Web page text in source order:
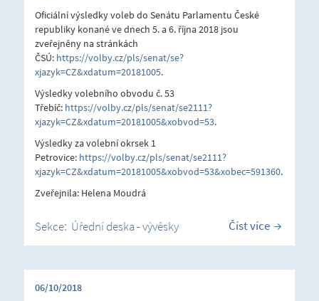
Oficiální výsledky voleb do Senátu Parlamentu České
republiky konané ve dnech 5. a 6. října 2018 jsou
zveřejněny na stránkách
ČSÚ: https://volby.cz/pls/senat/se?
xjazyk=CZ&xdatum=20181005.
Výsledky volebního obvodu č. 53
Třebíč: https://volby.cz/pls/senat/se2111?
xjazyk=CZ&xdatum=20181005&xobvod=53.
Výsledky za volební okrsek 1
Petrovice: https://volby.cz/pls/senat/se2111?
xjazyk=CZ&xdatum=20181005&xobvod=53&xobec=591360.
Zveřejnila: Helena Moudrá
Sekce: Úřední deska - vývěsky Číst více
06/10/2018